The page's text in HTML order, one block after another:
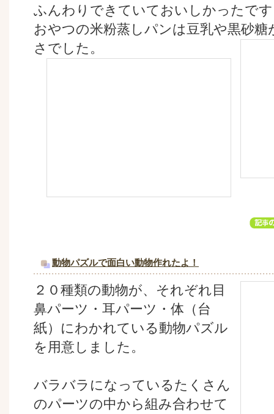
ふんわりできていておいしかったで
おやつの米粉蒸しパンは豆乳や黒砂
さでした。
動物パズルで面白い動物作れたよ！
２０種類の動物が、それぞれ目
鼻パーツ・耳パーツ・体（台
紙）にわかれている動物パズル
を用意しました。
バラバラになっているたくさん
のパーツの中から組み合わせて